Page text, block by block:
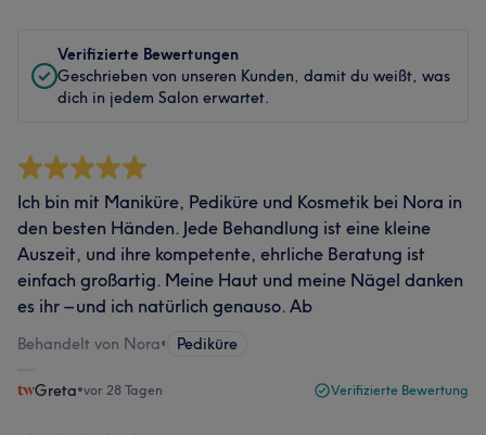
Verifizierte Bewertungen
Geschrieben von unseren Kunden, damit du weißt, was
dich in jedem Salon erwartet.
Ich bin mit Maniküre, Pediküre und Kosmetik bei Nora in
den besten Händen. Jede Behandlung ist eine kleine
Auszeit, und ihre kompetente, ehrliche Beratung ist
einfach großartig. Meine Haut und meine Nägel danken
es ihr – und ich natürlich genauso. Ab
Behandelt von Nora• Pediküre
Greta•vor 28 Tagen Verifizierte Bewertung